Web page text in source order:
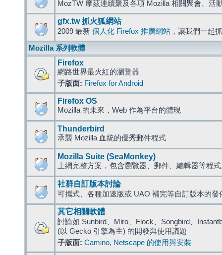
MozTW 摩茲連續聚及各項 Mozilla 相關聚會、活
gfx.tw 抓火狐網站
2009 最新 個人化 Firefox 推廣網站 ，讓我們一起
Mozilla 系列軟體
Firefox
網路世界最火紅的瀏覽器
子版面: Firefox for Android
Firefox OS
Mozilla 的未來，Web 作為平台的體現
Thunderbird
承襲 Mozilla 血統的優秀郵件程式
Mozilla Suite (SeaMonkey)
上網完整方案，包含瀏覽器、郵件、編輯器等程
社群自訂版本討論
可攜式、各種加速版或 UAO 補完等自訂版本的發
其它相關軟體
討論如 Sunbird、Miro、Flock、Songbird、
(以 Gecko 引擎為主) 的開發與使用議題
子版面: Camino, Netscape 的使用與安裝